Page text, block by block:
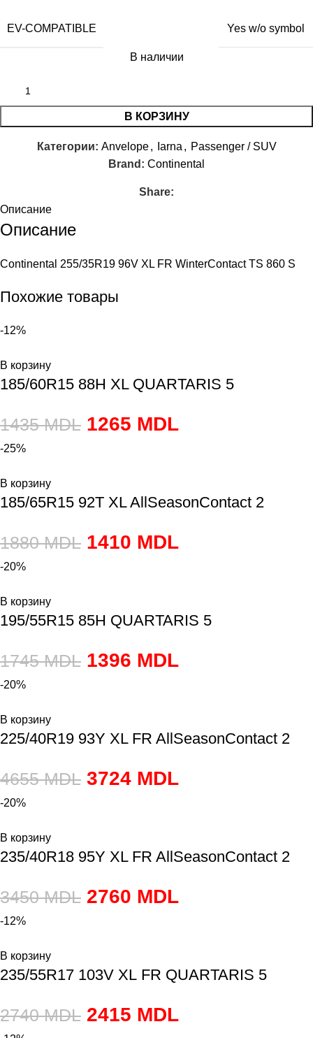
EV-COMPATIBLE Yes w/o symbol
В наличии
В КОРЗИНУ
Категории: Anvelope , Iarna , Passenger / SUV
Brand: Continental
Share:
Описание
Описание
Continental 255/35R19 96V XL FR WinterContact TS 860 S
Похожие товары
-12%
В корзину
185/60R15 88H XL QUARTARIS 5
1435MDL 1265 MDL
-25%
В корзину
185/65R15 92T XL AllSeasonContact 2
1880MDL 1410 MDL
-20%
В корзину
195/55R15 85H QUARTARIS 5
1745MDL 1396 MDL
-20%
В корзину
225/40R19 93Y XL FR AllSeasonContact 2
4655MDL 3724 MDL
-20%
В корзину
235/40R18 95Y XL FR AllSeasonContact 2
3450MDL 2760 MDL
-12%
В корзину
235/55R17 103V XL FR QUARTARIS 5
2740MDL 2415 MDL